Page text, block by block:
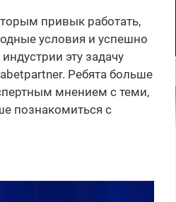
привык работать,
условия и успешно
эту задачу
Ребята больше
мнением с теми,
познакомиться с